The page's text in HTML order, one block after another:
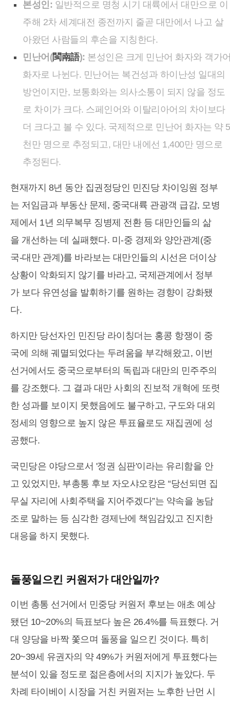
본성인: 일반적으로 명청 시기 대륙에서 대만으로 이
주해 2차 세계대전 종전까지 줄곧 대만에서 나고 살
아왔던 사람들의 후손을 지칭한다.
민난어(閩南語): 본성인은 크게 민난어 화자와 객가
화자로 나뉜다. 민난어는 복건성과 하이난성 일대의
방언이지만, 보통화와는 의사소통이 되지 않을 정도
로 차이가 크다. 스페인어와 이탈리아어의 차이보다
더 크다고 볼 수 있다. 국제적으로 민난어 화자는 약 5
천만 명으로 추정되고, 대만 내에선 1,400만 명으로
추정된다.
현재까지 8년 동안 집권정당인 민진당 차이잉원 정부
는 저임금과 부동산 문제, 중국대륙 관광객 급감, 모병
제에서 1년 의무복무 징병제 전환 등 대만인들의 삶
을 개선하는 데 실패했다. 미-중 경제와 양안관계(중
국-대만 관계)를 바라보는 대만인들의 시선은 더이상
상황이 악화되지 않기를 바라고, 국제관계에서 정부
가 보다 유연성을 발휘하기를 원하는 경향이 강화됐
다.
하지만 당선자인 민진당 라이칭더는 홍콩 항쟁이 중
국에 의해 궤멸되었다는 두려움을 부각해왔고, 이번
선거에서도 중국으로부터의 독립과 대만의 민주주의
를 강조했다. 그 결과 대만 사회의 진보적 개혁에 또렷
한 성과를 보이지 못했음에도 불구하고, 구도와 대외
정세의 영향으로 높지 않은 투표율로도 재집권에 성
공했다.
국민당은 야당으로서 '정권 심판'이라는 유리함을 안
고 있었지만, 부총통 후보 자오샤오캉은 “당선되면 집
무실 자리에 사회주택을 지어주겠다”는 약속을 농담
조로 말하는 등 심각한 경제난에 책임감있고 진지한
대응을 하지 못했다.
돌풍일으킨 커원저가 대안일까?
이번 총통 선거에서 민중당 커원저 후보는 애초 예상
됐던 10~20%의 득표보다 높은 26.4%를 득표했다. 거
대 양당을 바짝 쫓으며 돌풍을 일으킨 것이다. 특히
20~39세 유권자의 약 49%가 커원저에게 투표했다는
분석이 있을 정도로 젊은층에서의 지지가 높았다. 두
차례 타이베이 시장을 거친 커원저는 노후한 난먼 시